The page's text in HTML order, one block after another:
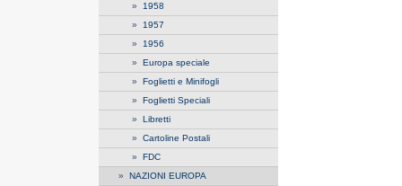
» 1958
» 1957
» 1956
» Europa speciale
» Foglietti e Minifogli
» Foglietti Speciali
» Libretti
» Cartoline Postali
» FDC
» NAZIONI EUROPA